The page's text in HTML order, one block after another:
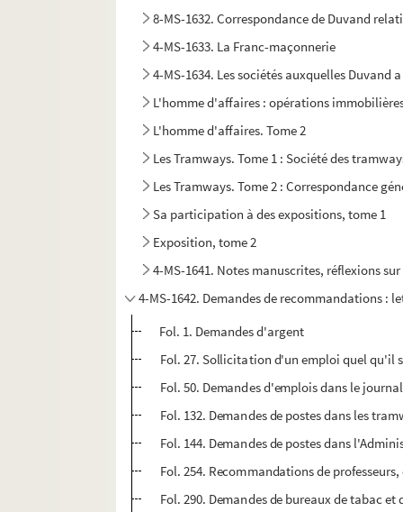
8-MS-1632. Correspondance de Duvand
4-MS-1633. La Franc-maçonnerie
4-MS-1634. Les sociétés auxquelles
L'homme d'affaires : opérations
L'homme d'affaires. Tome 2
Les Tramways. Tome 1 : Société des
Les Tramways. Tome 2 : Correspondance
Sa participation à des expositions, tome 1
Exposition, tome 2
4-MS-1641. Notes manuscrites, réflexions
4-MS-1642. Demandes de recommandations
Fol. 1. Demandes d'argent
Fol. 27. Sollicitation d'un emploi quel qu'il
Fol. 50. Demandes d'emplois dans le
Fol. 132. Demandes de postes dans les
Fol. 144. Demandes de postes dans
Fol. 254. Recommandations de
Fol. 290. Demandes de bureaux de tabac et